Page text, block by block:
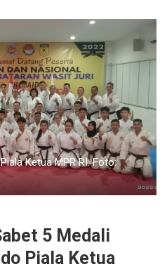
Ketua MPR RI. Foto:
5 Medali
Piala Ketua